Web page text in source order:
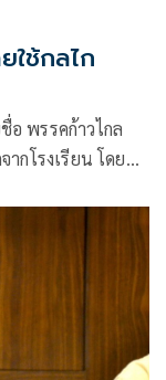
ใช้กลไก
พรรคก้าวไกล
กโรงเรียน โดย